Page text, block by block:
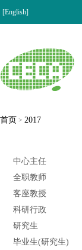
[English]
首页 > 2017
中心主任
全职教师
客座教授
科研行政
研究生
毕业生(研究生)